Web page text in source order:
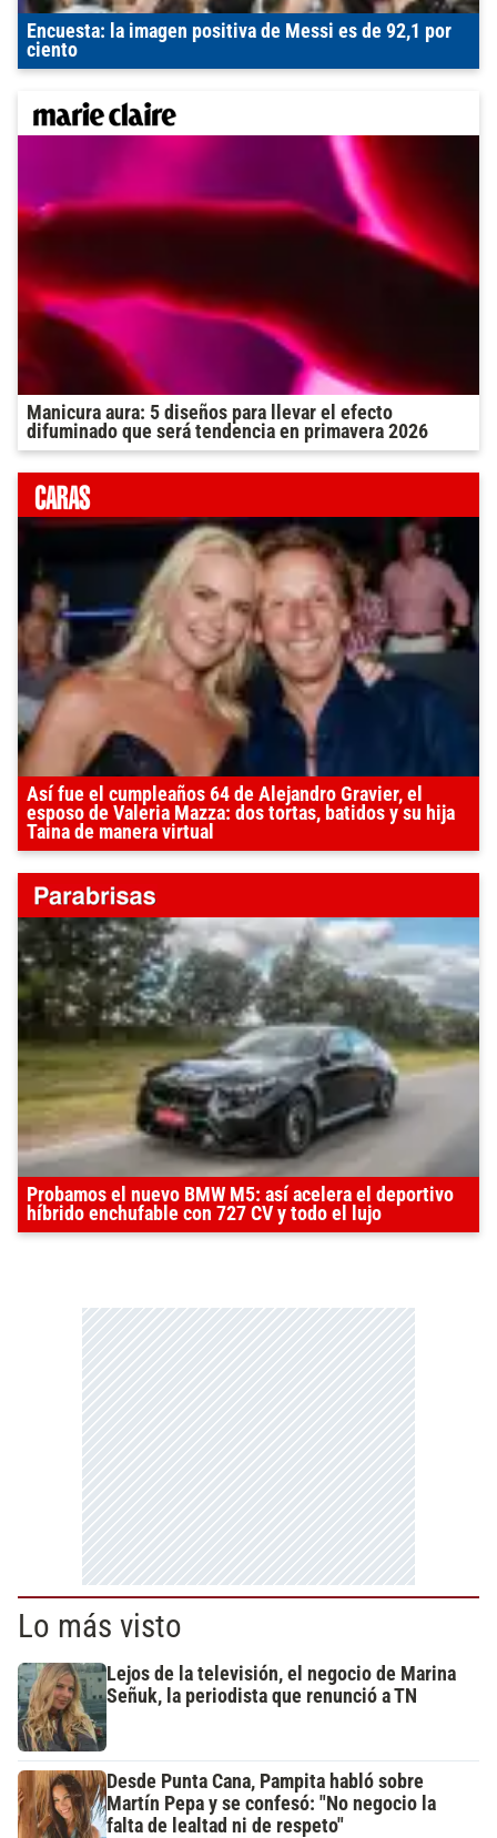
Encuesta: la imagen positiva de Messi es de 92,1 por
ciento
Manicura aura: 5 diseños para llevar el efecto
difuminado que será tendencia en primavera 2026
Así fue el cumpleaños 64 de Alejandro Gravier, el
esposo de Valeria Mazza: dos tortas, batidos y su hija
Taina de manera virtual
Probamos el nuevo BMW M5: así acelera el deportivo
híbrido enchufable con 727 CV y todo el lujo
Lo más visto
Lejos de la televisión, el negocio de Marina
Señuk, la periodista que renunció a TN
Desde Punta Cana, Pampita habló sobre
Martín Pepa y se confesó: "No negocio la
falta de lealtad ni de respeto"